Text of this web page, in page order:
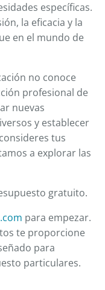
específicas.
la eficacia y la
en el mundo de
no conoce
profesional de
nuevas
y establecer
tus
a explorar las
gratuito.
para empezar.
te proporcione
para
particulares.